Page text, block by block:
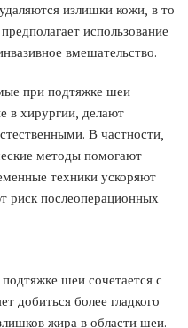
излишки кожи, в то
использование
вмешательство.
при подтяжке шеи
в хирургии, делают
В частности,
методы помогают
техники ускоряют
риск послеоперационных
шеи сочетается с
добиться более гладкого
жира в области шеи.